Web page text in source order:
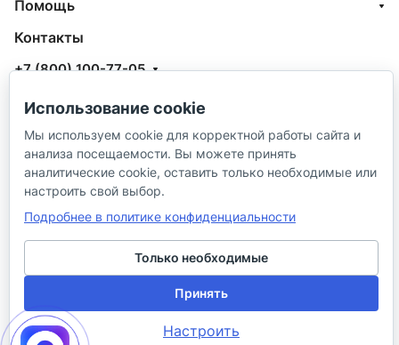
Помощь
Контакты
+7 (800) 100-77-05
info@aquatehnik.com
г. Краснодар (Центр),
ул. Чкалова, 167
© 2026 ИП Сибирцев И. В.
Политика в отношении песональных
Использование cookie
Мы используем cookie для корректной работы сайта и
анализа посещаемости. Вы можете принять
аналитические cookie, оставить только необходимые или
настроить свой выбор.
Подробнее в политике конфиденциальности
Только необходимые
Принять
Настроить